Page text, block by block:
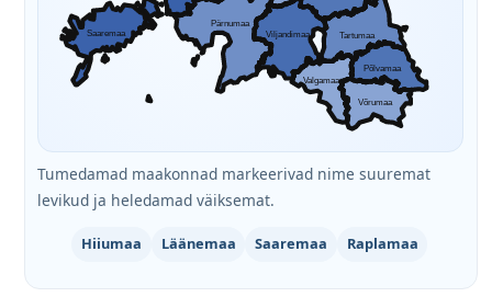
Saaremaa
Pärnumaa
Viljandimaa
Tartumaa
Põlvamaa
Võrumaa
Valgamaa
Tumedamad maakonnad markeerivad nime suuremat
levikud ja heledamad väiksemat.
Hiiumaa Läänemaa Saaremaa Raplamaa